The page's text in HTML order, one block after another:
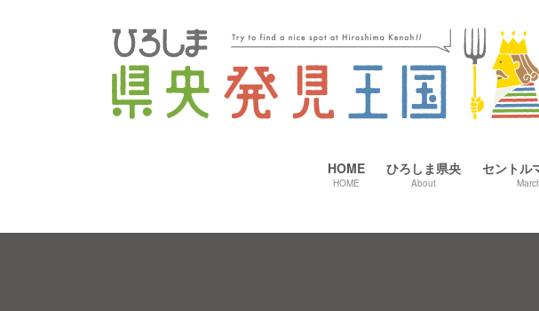
キ
に
HOME
HOME
ひろしま県央
About
セントル